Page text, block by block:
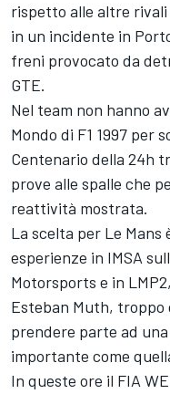
rispetto alle altre
in un incidente in
freni provocato da
GTE.
Nel team non hanno
Mondo di F1 1997 per
Centenario della 24h
prove alle spalle che
reattività mostrata.
La scelta per Le
esperienze in IMSA
Motorsports e in
Esteban Muth, troppo
prendere parte ad
importante come
In queste ore il FIA